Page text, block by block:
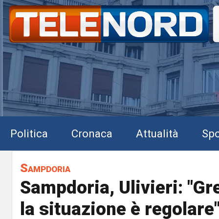
Politica Cronaca Attualità
Sampdoria
Sampdoria, Ulivieri:
la situazione è regolare"